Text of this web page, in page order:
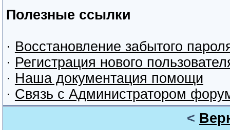
Полезные ссылки
· Восстановление забытого
· Регистрация нового
· Наша документация помощи
· Связь с Администратором
<